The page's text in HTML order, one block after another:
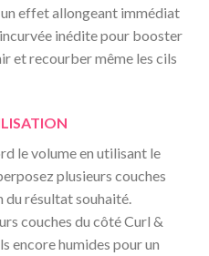
effet allongeant immédiat
inédite pour booster
et recourber même les cils
le volume en utilisant le
plusieurs couches
du résultat souhaité.
couches du côté Curl &
encore humides pour un